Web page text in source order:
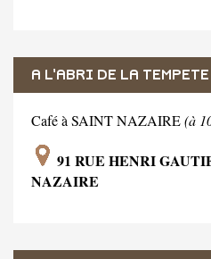
A L'ABRI DE LA TEMPETE
Café à SAINT NAZAIRE(à
91 RUE HENRI
NAZAIRE